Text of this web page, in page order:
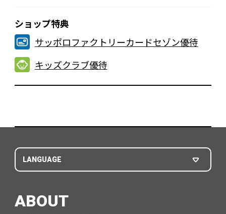
ショップ特典
サッポロファクトリーカードセゾン優待
キッズクラブ優待
LANGUAGE
ABOUT